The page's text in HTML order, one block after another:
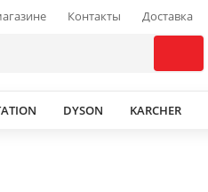
Контакты Доставка
DYSON KARCHER